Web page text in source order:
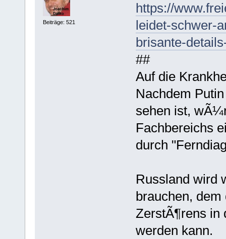
Beiträge: 521
https://
leidet-schwer-
brisante-
##
Auf die
Nachdem
sehen ist,
Fachbereichs
durch
Russland wird
brauchen,
ZerstÃ¶rens in
werden kann.